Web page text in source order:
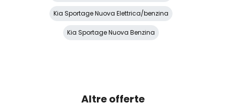
Specchietti retrovisori elettrici e riscaldabili
Kia Sportage Nuova Elettrica/benzina
Kia Sportage Nuova Benzina
Altre offerte